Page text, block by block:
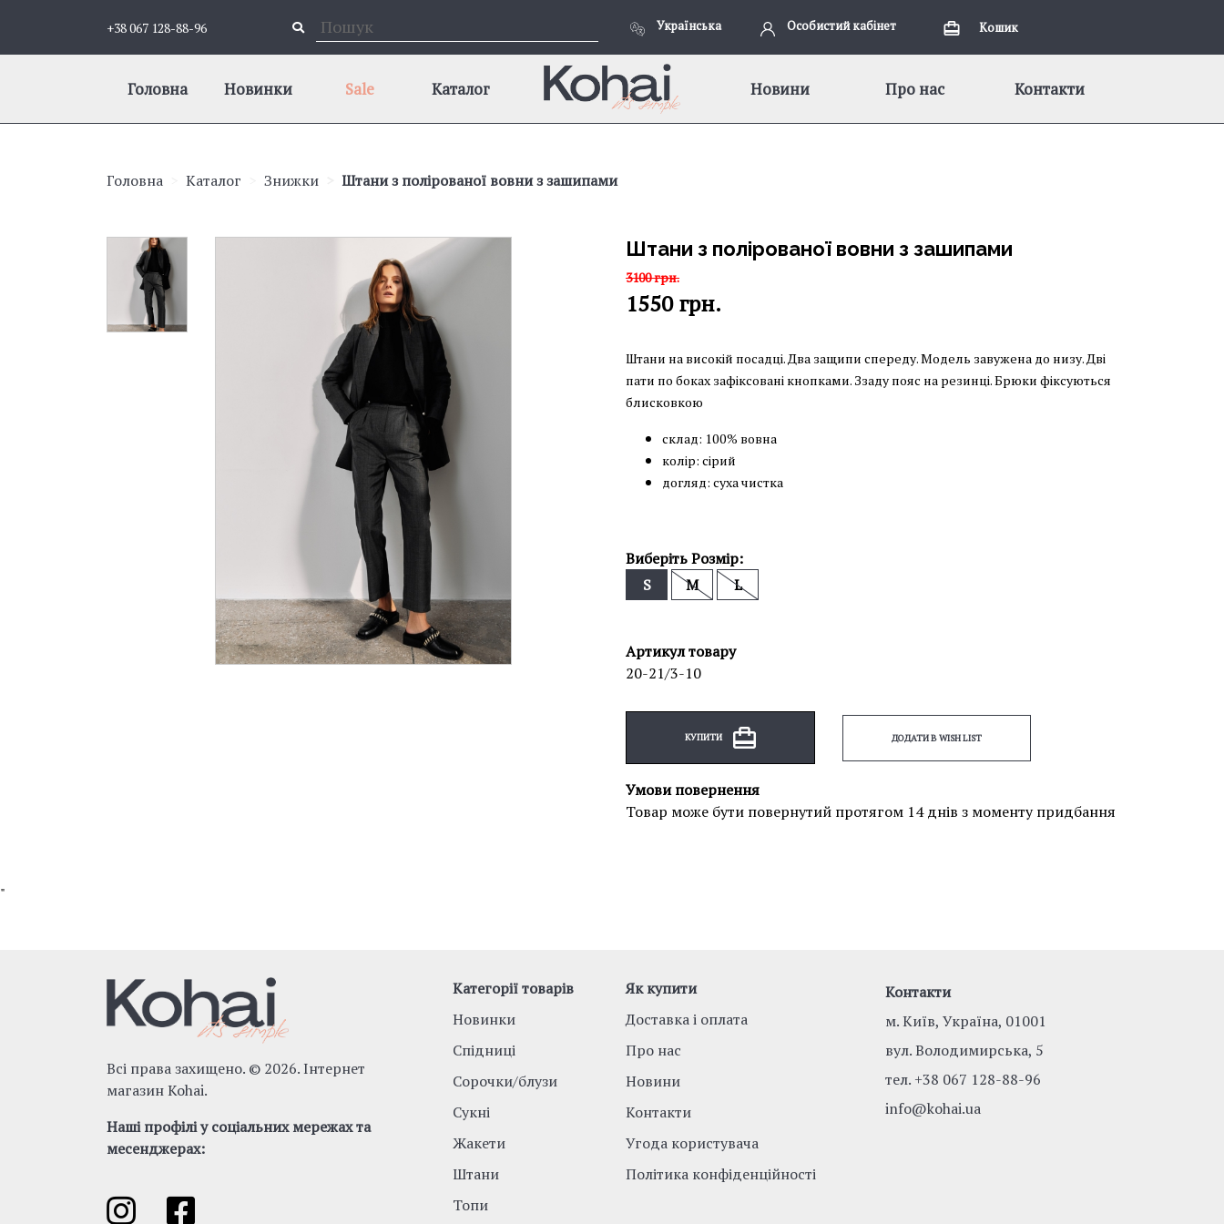
+38 067 128-88-96 Українська Особистий кабiнет Кошик
Головна Новинки Sale Каталог Новини Про нас Контакти
Головна Каталог Знижки Штани з полірованої вовни з зашипами
Штани з полірованої вовни з зашипами
3100грн.
1550грн.
Штани на високій посадці. Два защипи спереду. Модель завужена до низу. Дві
пати по боках зафіксовані кнопками. Ззаду пояс на резинці. Брюки фіксуються
блисковкою
склад: 100% вовна
колір: сірий
догляд: суха чистка
Виберіть Розмір:
S
M L
Артикул товару
20-21/3-10
КУПИТИ ДОДАТИ В WISH LIST
Умови повернення
Товар може бути повернутий протягом 14 днів з моменту придбання
"
Всі права захищено. © 2026. Інтернет
магазин Kohai.
Наші профілі у соціальних мережах та
месенджерах:
Категорії товарів
Новинки
Спідниці
Сорочки/блузи
Сукні
Жакети
Штани
Топи
Як купити
Доставка і оплата
Про нас
Новини
Контакти
Угода користувача
Політика конфіденційності
Контакти
м. Київ, Україна, 01001
вул. Володимирська, 5
тел. +38 067 128-88-96
info@kohai.ua